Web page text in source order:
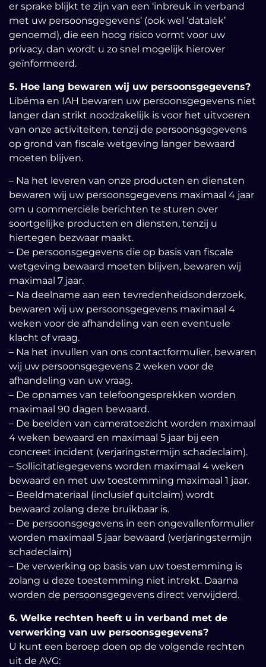
er sprake blijkt te zijn van een ‘inbreuk in verband
met uw persoonsgegevens’ (ook wel ‘datalek’
genoemd), die een hoog risico vormt voor uw
privacy, dan wordt u zo snel mogelijk hierover
geïnformeerd.
5. Hoe lang bewaren wij uw persoonsgegevens?
Libéma en IAH bewaren uw persoonsgegevens niet
langer dan strikt noodzakelijk is voor het uitvoeren
van onze activiteiten, tenzij de persoonsgegevens
op grond van fiscale wetgeving langer bewaard
moeten blijven.
– Na het leveren van onze producten en diensten
bewaren wij uw persoonsgegevens maximaal 4 jaar
om u commerciële berichten te sturen over
soortgelijke producten en diensten, tenzij u
hiertegen bezwaar maakt.
– De persoonsgegevens die op basis van fiscale
wetgeving bewaard moeten blijven, bewaren wij
maximaal 7 jaar.
– Na deelname aan een tevredenheidsonderzoek,
bewaren wij uw persoonsgegevens maximaal 4
weken voor de afhandeling van een eventuele
klacht of vraag.
– Na het invullen van ons contactformulier, bewaren
wij uw persoonsgegevens 2 weken voor de
afhandeling van uw vraag.
– De opnames van telefoongesprekken worden
maximaal 90 dagen bewaard.
– De beelden van cameratoezicht worden maximaal
4 weken bewaard en maximaal 5 jaar bij een
concreet incident (verjaringstermijn schadeclaim).
– Sollicitatiegegevens worden maximaal 4 weken
bewaard en met uw toestemming maximaal 1 jaar.
– Beeldmateriaal (inclusief quitclaim) wordt
bewaard zolang deze bruikbaar is.
– De persoonsgegevens in een ongevallenformulier
worden maximaal 5 jaar bewaard (verjaringstermijn
schadeclaim)
– De verwerking op basis van uw toestemming is
zolang u deze toestemming niet intrekt. Daarna
worden de persoonsgegevens direct verwijderd.
6. Welke rechten heeft u in verband met de
verwerking van uw persoonsgegevens?
U kunt een beroep doen op de volgende rechten
uit de AVG: